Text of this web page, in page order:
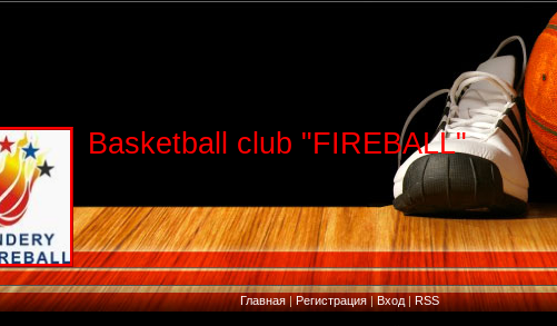
Basketball club "FIREBALL"
Главная|Регистрация|Вход|RSS